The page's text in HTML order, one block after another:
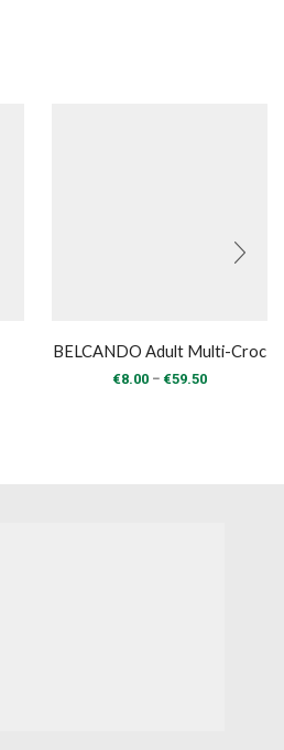
BELCANDO Adult Multi-Croc
€8.00 – €59.50Price